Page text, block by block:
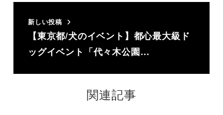
新しい投稿
【東京都/犬のイベント】都心最大級ド
ッグイベント「代々木公園…
関連記事